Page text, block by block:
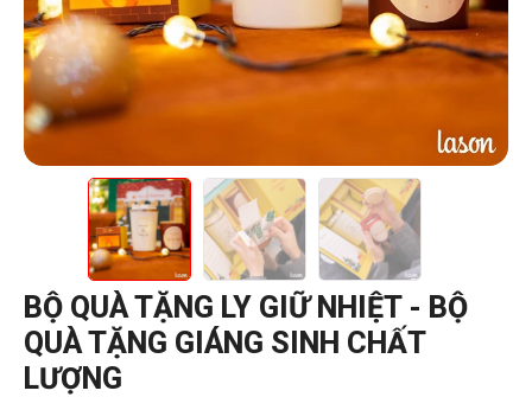
BỘ QUÀ TẶNG LY GIỮ NHIỆT - BỘ
QUÀ TẶNG GIÁNG SINH CHẤT
LƯỢNG